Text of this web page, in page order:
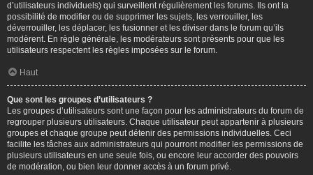
d’utilisateurs individuels) qui surveillent régulièrement les forums. Ils ont la
possibilité de modifier ou de supprimer les sujets, les verrouiller, les
déverrouiller, les déplacer, les fusionner et les diviser dans le forum qu’ils
modèrent. En règle générale, les modérateurs sont présents pour que les
utilisateurs respectent les règles imposées sur le forum.
Haut
Que sont les groupes d’utilisateurs ?
Les groupes d’utilisateurs sont une façon pour les administrateurs du forum de
regrouper plusieurs utilisateurs. Chaque utilisateur peut appartenir à plusieurs
groupes et chaque groupe peut détenir des permissions individuelles. Ceci
facilite les tâches aux administrateurs qui pourront modifier les permissions de
plusieurs utilisateurs en une seule fois, ou encore leur accorder des pouvoirs
de modération, ou bien leur donner accès à un forum privé.